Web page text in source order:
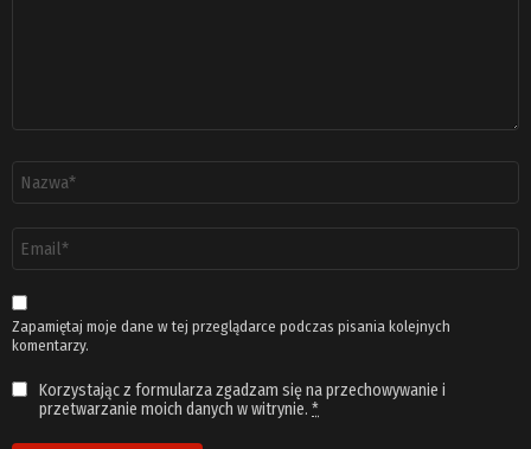
email
*
Zapamiętaj moje dane w tej przeglądarce podczas pisania kolejnych
komentarzy.
Korzystając z formularza zgadzam się na przechowywanie i
przetwarzanie moich danych w witrynie. *